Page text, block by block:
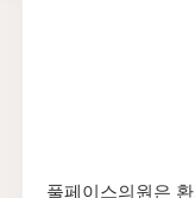
풀페이스의원은